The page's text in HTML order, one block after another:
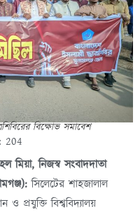
বিক্ষোভ সমাবেশ
204
মিয়া, নিজস্ব সংবাদদাতা
সিলেটের শাহজালাল
ও প্রযুক্তি বিশ্ববিদ্যালয়